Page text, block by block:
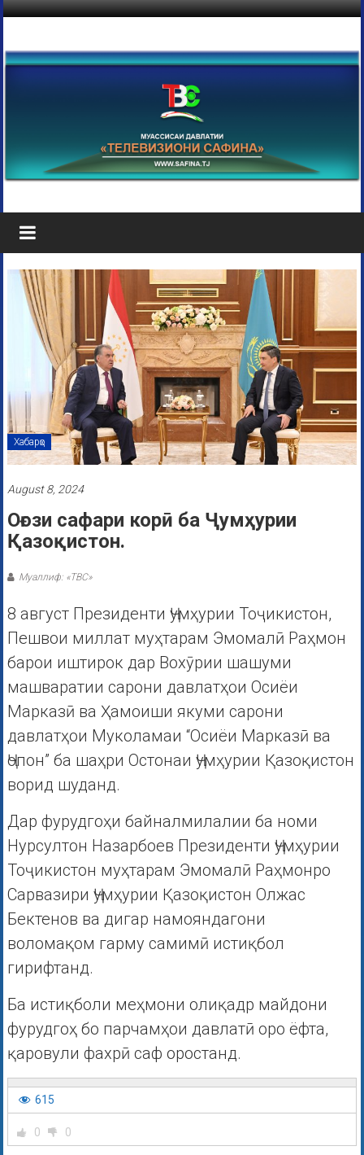
Хабарҳо
August 8, 2024
Оғози сафари корӣ ба Ҷумҳурии
Қазоқистон.
Муаллиф: «ТВС»
8 август Президенти Ҷумҳурии Тоҷикистон,
Пешвои миллат муҳтарам Эмомалӣ Раҳмон
барои иштирок дар Вохӯрии шашуми
машваратии сарони давлатҳои Осиёи
Марказӣ ва Ҳамоиши якуми сарони
давлатҳои Муколамаи “Осиёи Марказӣ ва
Ҷопон” ба шаҳри Остонаи Ҷумҳурии Қазоқистон
ворид шуданд.
Дар фурудгоҳи байналмилалии ба номи
Нурсултон Назарбоев Президенти Ҷумҳурии
Тоҷикистон муҳтарам Эмомалӣ Раҳмонро
Сарвазири Ҷумҳурии Қазоқистон Олжас
Бектенов ва дигар намояндагони
воломақом гарму самимӣ истиқбол
гирифтанд.
Ба истиқболи меҳмони олиқадр майдони
фурудгоҳ бо парчамҳои давлатӣ оро ёфта,
қаровули фахрӣ саф оростанд.
615
0 0